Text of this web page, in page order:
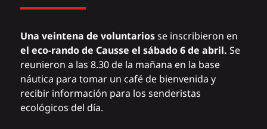
Una veintena de voluntariosse inscribieron en
el eco-rando de Causse el sábado 6 de abril. Se
reunieron a las 8.30 de la mañana en la base
náutica para tomar un café de bienvenida y
recibir información para los senderistas
ecológicos del día.